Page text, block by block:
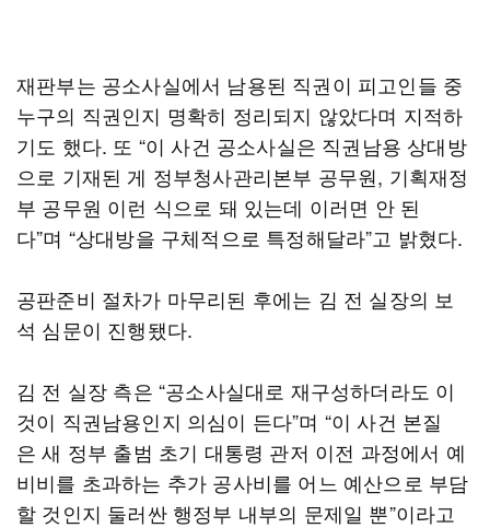
재판부는 공소사실에서 남용된 직권이 피고인들 중
누구의 직권인지 명확히 정리되지 않았다며 지적하
기도 했다. 또 “이 사건 공소사실은 직권남용 상대방
으로 기재된 게 정부청사관리본부 공무원, 기획재정
부 공무원 이런 식으로 돼 있는데 이러면 안 된
다”며 “상대방을 구체적으로 특정해달라”고 밝혔다.
공판준비 절차가 마무리된 후에는 김 전 실장의 보
석 심문이 진행됐다.
김 전 실장 측은 “공소사실대로 재구성하더라도 이
것이 직권남용인지 의심이 든다”며 “이 사건 본질
은 새 정부 출범 초기 대통령 관저 이전 과정에서 예
비비를 초과하는 추가 공사비를 어느 예산으로 부담
할 것인지 둘러싼 행정부 내부의 문제일 뿐”이라고